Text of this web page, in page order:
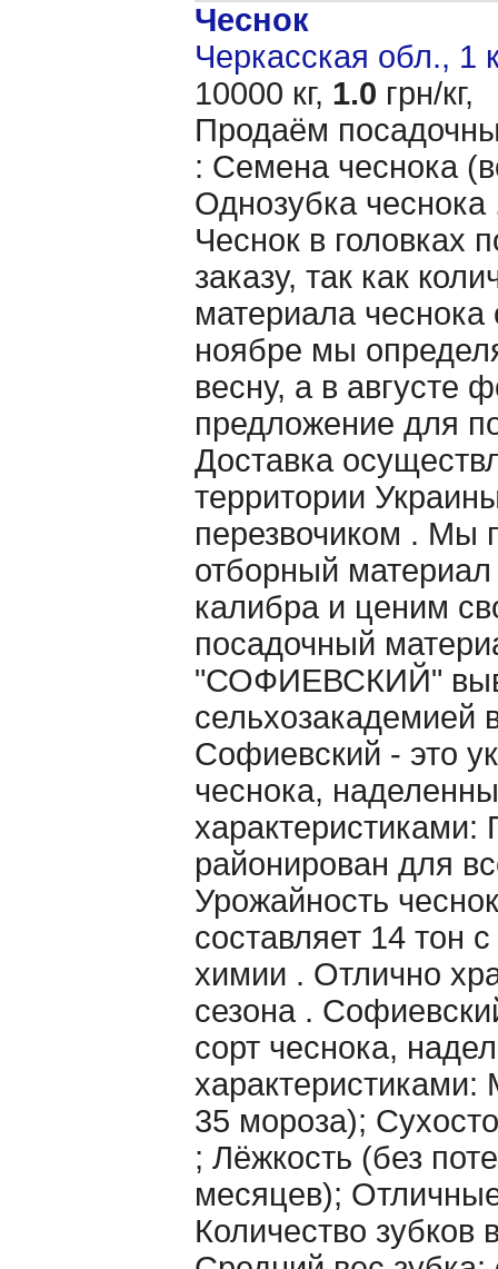
Чеснок
Черкасская обл., 1
10000 кг, 1.0 грн/кг,
Продаём
: Семена чеснока
Однозубка чеснока
Чеснок в головках
заказу, так как
материала чеснока
ноябре мы
весну, а в августе
предложение для
Доставка
территории
перезвочиком . Мы
отборный
калибра и ценим
посадочный
"СОФИЕВСКИЙ"
сельхозакадемией
Софиевский - это
чеснока,
характеристиками:
районирован для
Урожайность
составляет 14 тон
химии . Отлично
сезона .
сорт чеснока,
характеристиками:
35 мороза);
; Лёжкость (без
месяцев);
Количество зубков